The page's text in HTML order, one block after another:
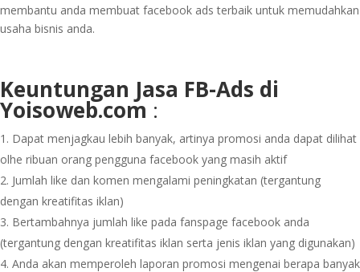
membantu anda membuat facebook ads terbaik untuk memudahkan
usaha bisnis anda.
Keuntungan Jasa FB-Ads di
Yoisoweb.com :
Dapat menjagkau lebih banyak, artinya promosi anda dapat dilihat
olhe ribuan orang pengguna facebook yang masih aktif
Jumlah like dan komen mengalami peningkatan (tergantung
dengan kreatifitas iklan)
Bertambahnya jumlah like pada fanspage facebook anda
(tergantung dengan kreatifitas iklan serta jenis iklan yang digunakan)
Anda akan memperoleh laporan promosi mengenai berapa banyak